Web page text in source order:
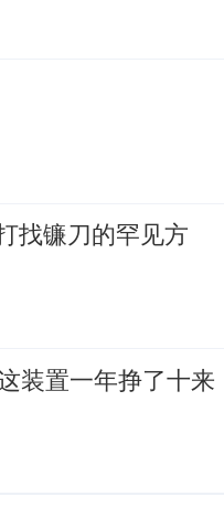
找镰刀的罕见方
装置一年挣了十来